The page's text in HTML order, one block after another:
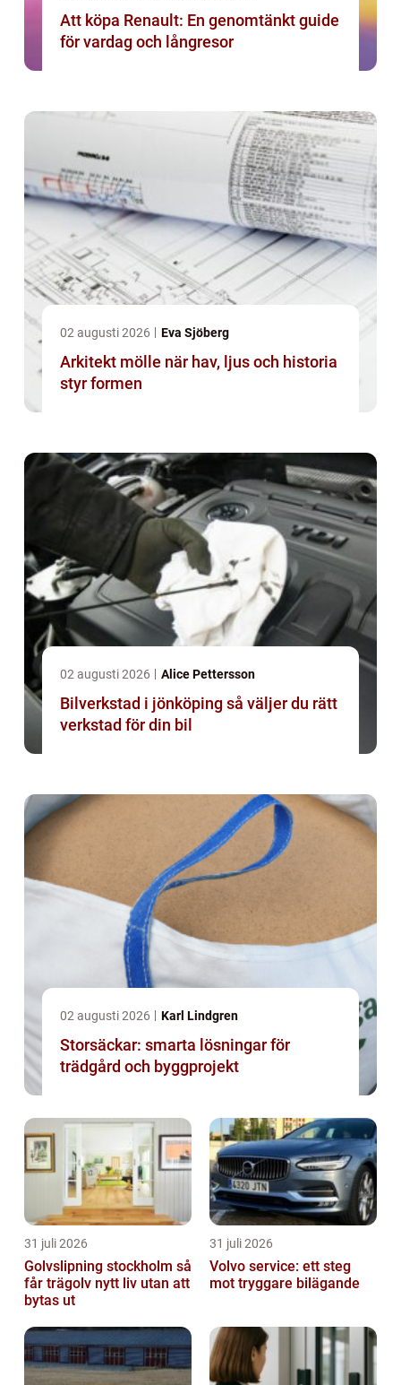
Att köpa Renault: En genomtänkt guide
för vardag och långresor
02 augusti 2026 Eva Sjöberg
Arkitekt mölle när hav, ljus och historia
styr formen
02 augusti 2026 Alice Pettersson
Bilverkstad i jönköping så väljer du rätt
verkstad för din bil
02 augusti 2026 Karl Lindgren
Storsäckar: smarta lösningar för
trädgård och byggprojekt
31 juli 2026
Golvslipning stockholm så
får trägolv nytt liv utan att
bytas ut
31 juli 2026
Volvo service: ett steg
mot tryggare bilägande